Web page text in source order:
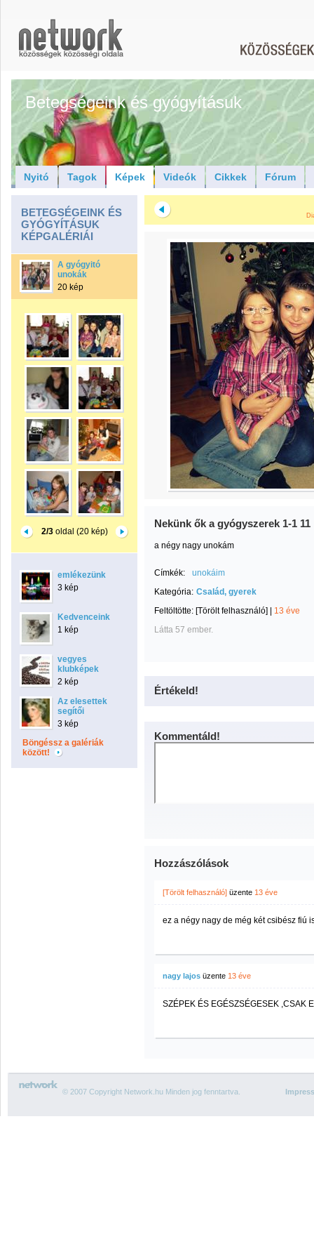
Betegségeink és gyógyításuk
Nyitó Tagok Képek Videók Cikkek Fórum
BETEGSÉGEINK ÉS
GYÓGYÍTÁSUK
KÉPGALÉRIÁI
A gyógyitó
unokák
20 kép
2/3oldal (20 kép)
emlékezünk
3 kép
Kedvenceink
1 kép
vegyes
klubképek
2 kép
Az elesettek
segítői
3 kép
Böngéssz a galériák
között!
Nekünk ők a gyógyszerek 1-1 11
a négy nagy unokám
Címkék:
unokáim
Kategória: Család, gyerek
Feltöltötte: [Törölt felhasználó]
13 éve
Látta 57 ember.
Értékeld!
Kommentáld!
Hozzászólások
[Törölt felhasználó] üzente 13 éve
ez a négy nagy de még két csibész fiú
nagy lajos üzente 13 éve
SZÉPEK ÉS EGÉSZSÉGESEK ,CSAK
© 2007 Copyright Network.hu Minden jog fenntartva.